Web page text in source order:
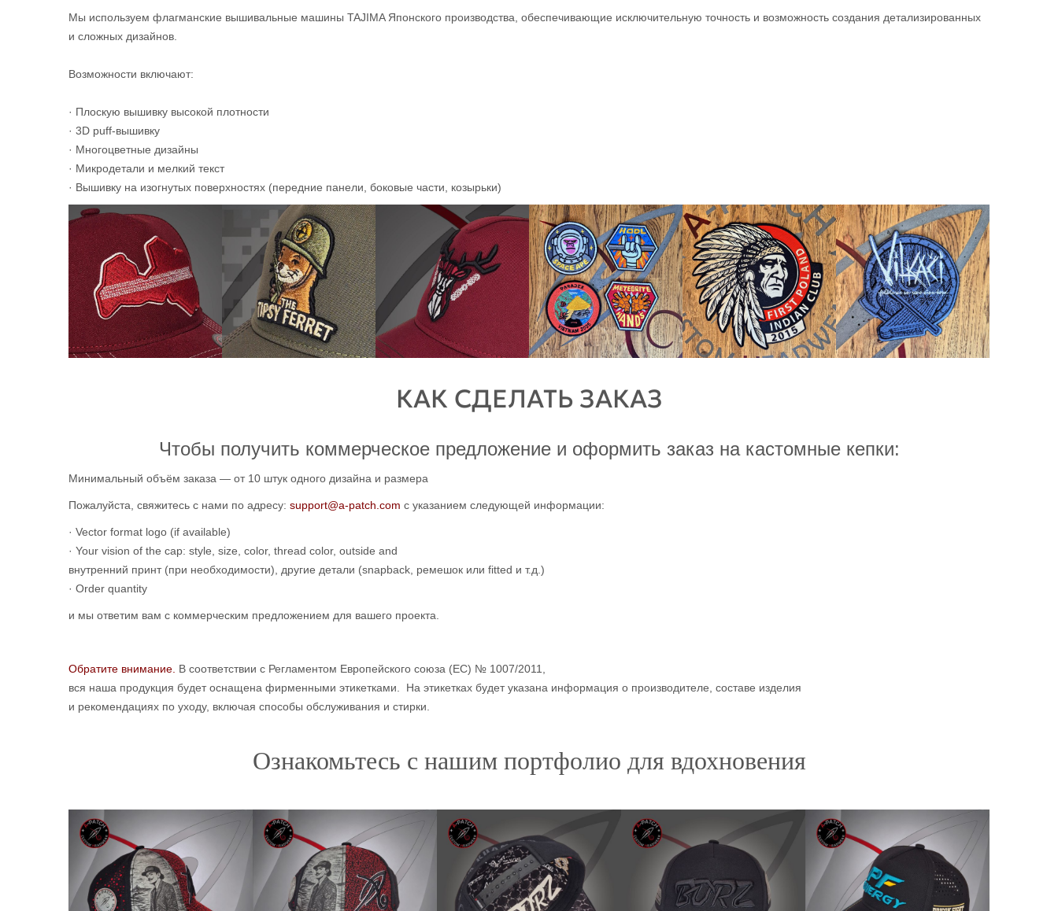
Мы используем флагманские вышивальные машины TAJIMA Японского производства, обеспечивающие исключительную точность и возможность создания детализированных
и сложных дизайнов.
Возможности включают:
· Плоскую вышивку высокой плотности
· 3D puff-вышивку
· Многоцветные дизайны
· Микродетали и мелкий текст
· Вышивку на изогнутых поверхностях (передние панели, боковые части, козырьки)
КАК СДЕЛАТЬ ЗАКАЗ
Чтобы получить коммерческое предложение и оформить заказ на кастомные кепки:
Минимальный объём заказа — от 10 штук одного дизайна и размера
Пожалуйста, свяжитесь с нами по адресу: support@a-patch.com с указанием следующей информации:
· Vector format logo (if available)
· Your vision of the cap: style, size, color, thread color, outside and
внутренний принт (при необходимости), другие детали (snapback, ремешок или fitted и т.д.)
· Order quantity
и мы ответим вам с коммерческим предложением для вашего проекта.
Обратите внимание. В соответствии с Регламентом Европейского союза (ЕС) № 1007/2011,
вся наша продукция будет оснащена фирменными этикетками. На этикетках будет указана информация о производителе, составе изделия
и рекомендациях по уходу, включая способы обслуживания и стирки.
Ознакомьтесь с нашим портфолио для вдохновения